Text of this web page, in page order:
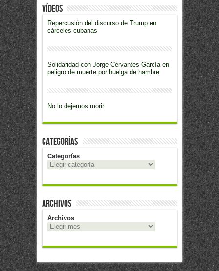
Vídeos
Repercusión del discurso de Trump en
cárceles cubanas
Solidaridad con Jorge Cervantes García en
peligro de muerte por huelga de hambre
No lo dejemos morir
Categorías
Categorías
Archivos
Archivos